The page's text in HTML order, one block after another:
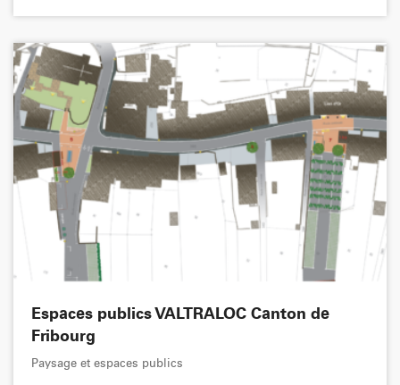
Espaces publics VALTRALOC Canton de
Fribourg
Paysage et espaces publics